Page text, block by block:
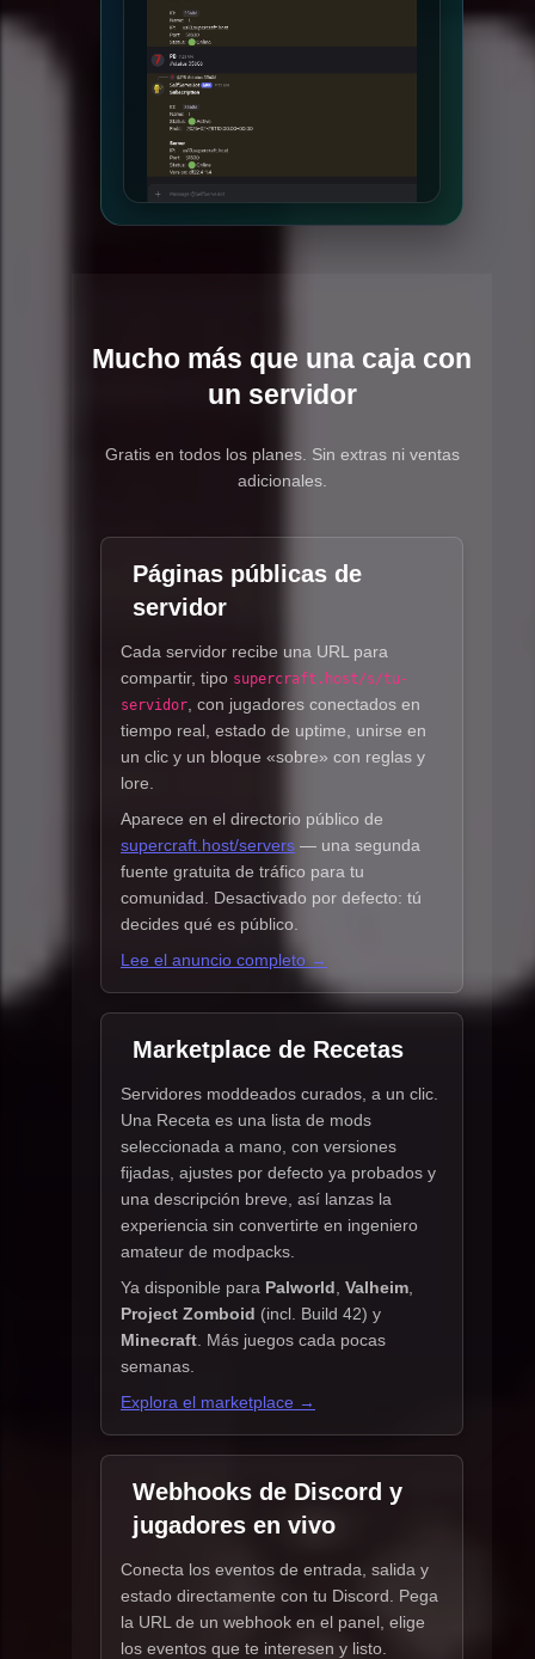
Mucho más que una caja con
un servidor
Gratis en todos los planes. Sin extras ni ventas
adicionales.
Páginas públicas de
servidor
Cada servidor recibe una URL para
compartir, tipo supercraft.host/s/tu-
servidor , con jugadores conectados en
tiempo real, estado de uptime, unirse en
un clic y un bloque «sobre» con reglas y
lore.
Aparece en el directorio público de
supercraft.host/servers — una segunda
fuente gratuita de tráfico para tu
comunidad. Desactivado por defecto: tú
decides qué es público.
Lee el anuncio completo →
Marketplace de Recetas
Servidores moddeados curados, a un clic.
Una Receta es una lista de mods
seleccionada a mano, con versiones
fijadas, ajustes por defecto ya probados y
una descripción breve, así lanzas la
experiencia sin convertirte en ingeniero
amateur de modpacks.
Ya disponible para Palworld Valheim
Project Zomboid (incl. Build 42) y
Minecraft . Más juegos cada pocas
semanas.
Explora el marketplace →
Webhooks de Discord y
jugadores en vivo
Conecta los eventos de entrada, salida y
estado directamente con tu Discord. Pega
la URL de un webhook en el panel, elige
los eventos que te interesen y listo.